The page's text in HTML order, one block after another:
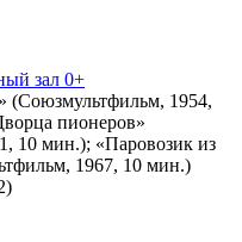
зал 0+
1954,
пионеров»
10 мин.); «Паровозик из
1967, 10 мин.)